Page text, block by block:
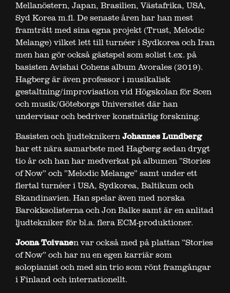
Mellanöstern, Japan, Brasilien, Västafrika, USA,
Syd Korea m.fl. De senaste åren har han mest
framträtt med sina egna projekt (Trust, Melodic
Melange) vilket lett till turnéer i Sydkorea och Iran
men han gör också gästspel som solist t.ex. på
basisten Avishai Cohens album Avorales (2019).
Hagberg är även professor i musikalisk
gestaltning/improvisation vid Högskolan för Scen
och musik/Göteborgs Universitet där han
undervisar och bedriver konstnärlig forskning.
Basisten och ljudteknikernJohannes Lundberg
har ett nära samarbete med Hagberg sedan drygt
tio år och han har medverkat på albumen ”Stories
of Now” och ”Melodic Melange” samt under ett
flertal turnéer i USA, Sydkorea, Baltikum och
Skandinavien. Han spelar även med norska
Barokksolisterna och Jon Balke samt är en anlitad
ljudtekniker för bl.a. flera ECM-produktioner.
Joona Toivanen var också med på plattan ”Stories
of Now” och har nu en egen karriär som
solopianist och med sin trio som rönt framgångar
i Finland och internationellt.